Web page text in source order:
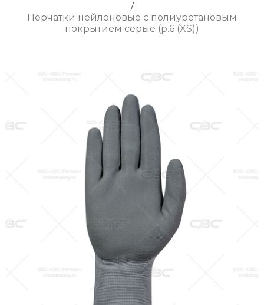
/
Перчатки нейлоновые с полиуретановым
покрытием серые (р.6 (XS))